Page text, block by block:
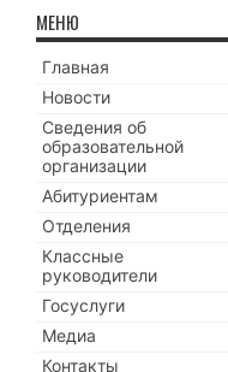
МЕНЮ
Главная
Новости
Сведения об
образовательной
организации
Абитуриентам
Отделения
Классные
руководители
Госуслуги
Медиа
Контакты